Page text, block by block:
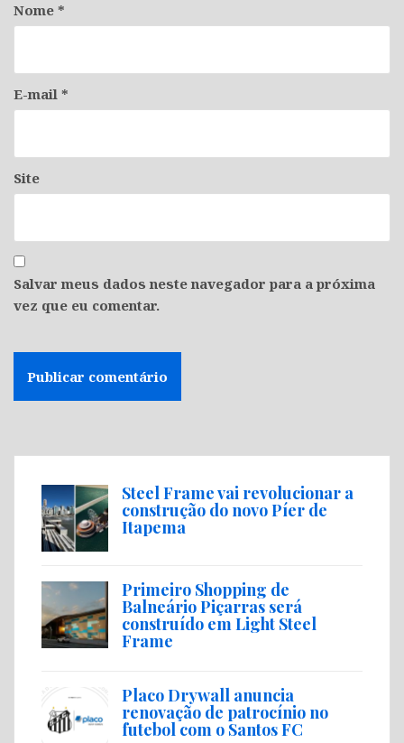
Nome *
E-mail *
Site
Salvar meus dados neste navegador para a próxima
vez que eu comentar.
Steel Frame vai revolucionar a
construção do novo Píer de
Itapema
Primeiro Shopping de
Balneário Piçarras será
construído em Light Steel
Frame
Placo Drywall anuncia
renovação de patrocínio no
futebol com o Santos FC